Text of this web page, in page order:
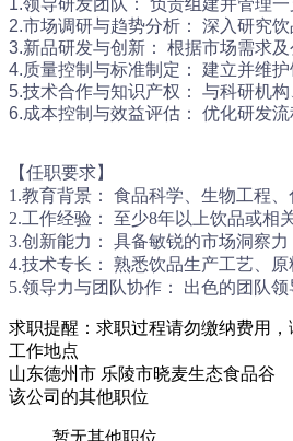
2.市场调研与趋势分析： 深入研究
3.新品研发与创新： 根据市场需求
4.质量控制与标准制定： 建立并维
5.技术合作与知识产权： 与科研机
6.成本控制与效益评估： 优化研发
【任职要求】
1.教育背景： 食品科学、生物工程
2.工作经验： 至少8年以上饮品或相
3.创新能力： 具备敏锐的市场洞察
4.技术专长： 熟悉饮品生产工艺、
5.领导力与团队协作： 出色的团队
求职提醒：求职过程请勿缴纳费用，
工作地点
山东德州市 乐陵市晓麦生态食品谷
该公司的其他职位
暂无其他职位